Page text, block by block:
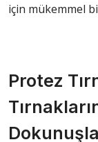
için mükemmel
Protez